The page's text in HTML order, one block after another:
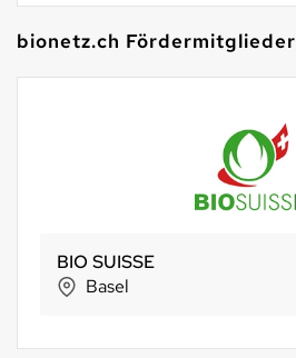
bionetz.ch Fördermitglieder
BIO SUISSE
Basel